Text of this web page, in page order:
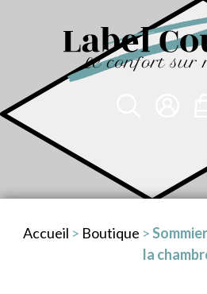
Accueil > Boutique >
la